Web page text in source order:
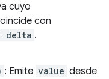
cuyo
con
delta .
: Emite value desde